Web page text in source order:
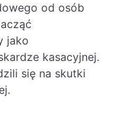
od osób
jako
kasacyjnej.
się na skutki